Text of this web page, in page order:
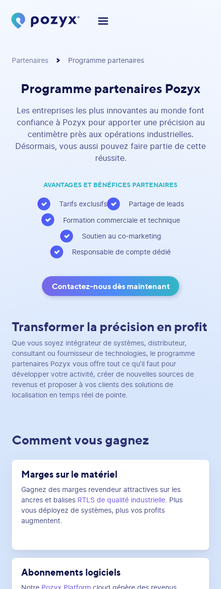
Partenaires Programme partenaires
Programme partenaires Pozyx
Les entreprises les plus innovantes au monde font
confiance à Pozyx pour apporter une précision au
centimètre près aux opérations industrielles.
Désormais, vous aussi pouvez faire partie de cette
réussite.
AVANTAGES ET BÉNÉFICES PARTENAIRES
Tarifs exclusifs Partage de leads
Formation commerciale et technique
Soutien au co-marketing
Responsable de compte dédié
Contactez-nous dès maintenant
Transformer la précision en profit
Que vous soyez intégrateur de systèmes, distributeur,
consultant ou fournisseur de technologies, le programme
partenaires Pozyx vous offre tout ce qu’il faut pour
développer votre activité, créer de nouvelles sources de
revenus et proposer à vos clients des solutions de
localisation en temps réel de pointe.
Comment vous gagnez
Marges sur le matériel
Gagnez des marges revendeur attractives sur les
ancres et balises RTLS de qualité industrielle . Plus
vous déployez de systèmes, plus vos profits
augmentent.
Abonnements logiciels